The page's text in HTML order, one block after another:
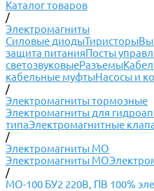
Каталог товаров
/
Электромагниты
Силовые диодыТиристоры
защита питанияПосты
светозвуковыеРазъемы
кабельные муфтыНасосы и
/
Электромагниты тормозные
Электромагниты для
типаЭлектромагнитные
/
Электромагниты МО
Электромагниты МО
/
МО-100 БУ2 220В, ПВ 100%